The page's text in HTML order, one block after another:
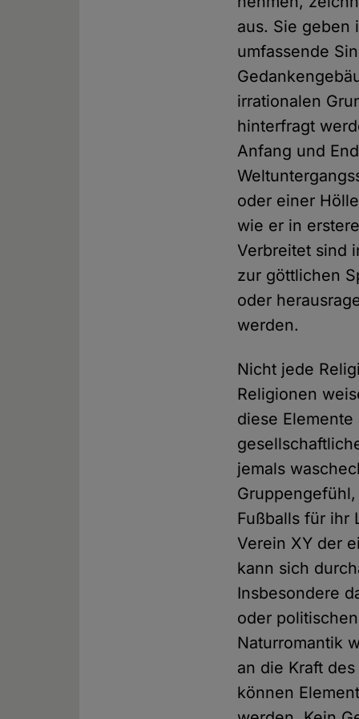
aus. Sie geben
umfassende
irrationalen
hinterfragt
Anfang und
oder einer
wie er in
Verbreitet sind
zur göttlichen
oder
werden.
Nicht jede
Religionen
diese
jemals
Fußballs für ihr
Verein XY der
kann sich
Insbesondere
oder
Naturromantik
an die Kraft
können